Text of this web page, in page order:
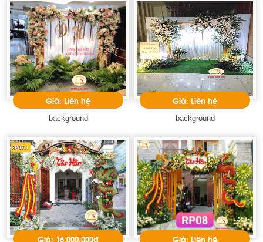
Giá: Liên hệ
background
Giá: Liên hệ
background
Giá: 16.000.000đ Giá: Liên hệ